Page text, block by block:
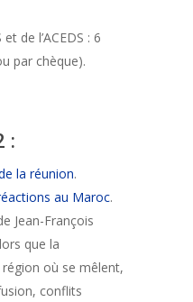
de l’ACEDS : 6
par chèque).
:
la réunion.
au Maroc.
Jean-François
que la
où se mêlent,
conflits